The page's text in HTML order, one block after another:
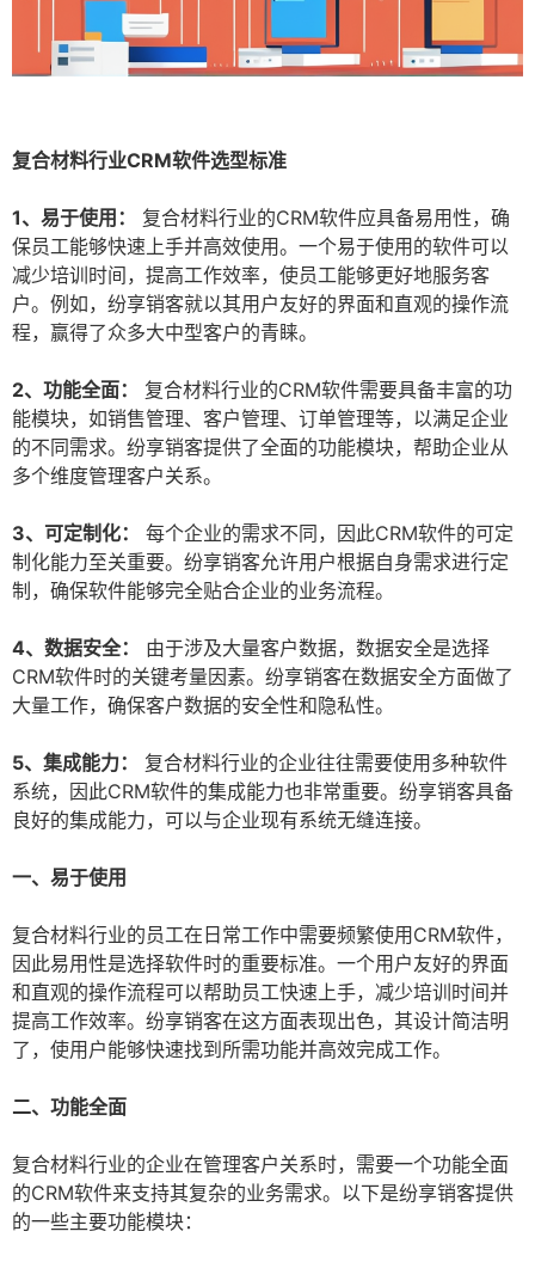
复合材料行业CRM软件选型标准
1、易于使用：
复合材料行业的CRM软件应具备易用性，确
保员工能够快速上手并高效使用。一个易于使用的软件可以
减少培训时间，提高工作效率，使员工能够更好地服务客
户。例如，纷享销客就以其用户友好的界面和直观的操作流
程，赢得了众多大中型客户的青睐。
2、功能全面：
复合材料行业的CRM软件需要具备丰富的功
能模块，如销售管理、客户管理、订单管理等，以满足企业
的不同需求。纷享销客提供了全面的功能模块，帮助企业从
多个维度管理客户关系。
3、可定制化：
每个企业的需求不同，因此CRM软件的可定
制化能力至关重要。纷享销客允许用户根据自身需求进行定
制，确保软件能够完全贴合企业的业务流程。
4、数据安全：
由于涉及大量客户数据，数据安全是选择
CRM软件时的关键考量因素。纷享销客在数据安全方面做了
大量工作，确保客户数据的安全性和隐私性。
5、集成能力：
复合材料行业的企业往往需要使用多种软件
系统，因此CRM软件的集成能力也非常重要。纷享销客具备
良好的集成能力，可以与企业现有系统无缝连接。
一、易于使用
复合材料行业的员工在日常工作中需要频繁使用CRM软件，
因此易用性是选择软件时的重要标准。一个用户友好的界面
和直观的操作流程可以帮助员工快速上手，减少培训时间并
提高工作效率。纷享销客在这方面表现出色，其设计简洁明
了，使用户能够快速找到所需功能并高效完成工作。
二、功能全面
复合材料行业的企业在管理客户关系时，需要一个功能全面
的CRM软件来支持其复杂的业务需求。以下是纷享销客提供
的一些主要功能模块：